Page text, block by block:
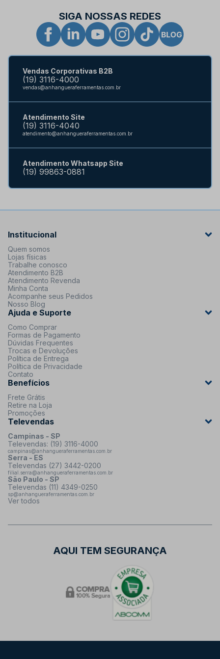
SIGA NOSSAS REDES
Vendas Corporativas B2B
(19) 3116-4000
vendas@anhangueraferramentas.com.br
Atendimento Site
(19) 3116-4040
atendimento@anhangueraferramentas.com.br
Atendimento Whatsapp Site
(19) 99863-0881
Institucional
Quem somos
Lojas físicas
Trabalhe conosco
Atendimento B2B
Atendimento Revenda
Minha Conta
Acompanhe seus Pedidos
Nosso Blog
Ajuda e Suporte
Como Comprar
Formas de Pagamento
Dúvidas Frequentes
Trocas e Devoluções
Política de Entrega
Política de Privacidade
Contato
Benefícios
Frete Grátis
Retire na Loja
Promoções
Televendas
Campinas - SP
Televendas: (19) 3116-4000
campinas@anhangueraferramentas.com.br
Serra - ES
Televendas (27) 3442-0200
filial.serra@anhangueraferramentas.com.br
São Paulo - SP
Televendas (11) 4349-0250
sp@anhangueraferramentas.com.br
Ver todos
AQUI TEM SEGURANÇA